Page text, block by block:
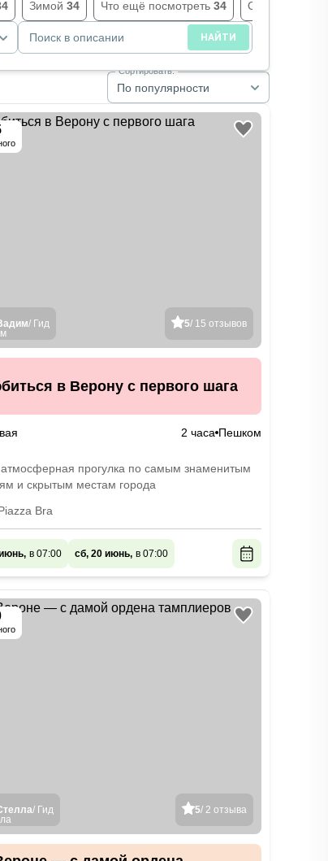
Зимой 34 Что ещё посмотреть 34 Осенью
Поиск в описании НАЙТИ
По популярности
Сортировать:
5/ 15 отзывов
/ Гид
в Верону с первого шага
2 часа Пешком
атмосферная прогулка по самым знаменитым
и скрытым местам города
Bra
в 07:00 сб, 20 июнь, в 07:00
5/ 2 отзыва
/ Гид